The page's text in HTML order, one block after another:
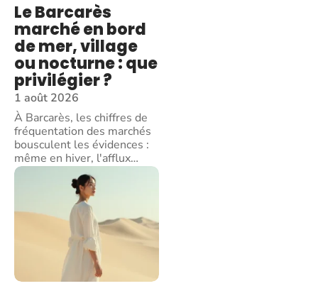
Le Barcarès
marché en bord
de mer, village
ou nocturne : que
privilégier ?
1 août 2026
À Barcarès, les chiffres de
fréquentation des marchés
bousculent les évidences :
même en hiver, l'afflux…